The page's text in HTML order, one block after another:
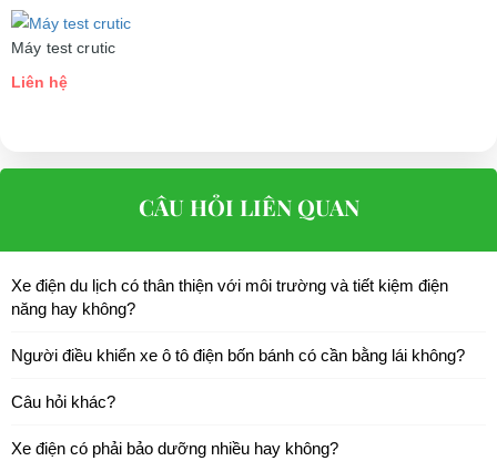
Máy test crutic
Liên hệ
CÂU HỎI LIÊN QUAN
Xe điện du lịch có thân thiện với môi trường và tiết kiệm điện
năng hay không?
Người điều khiển xe ô tô điện bốn bánh có cần bằng lái không?
Câu hỏi khác?
Xe điện có phải bảo dưỡng nhiều hay không?